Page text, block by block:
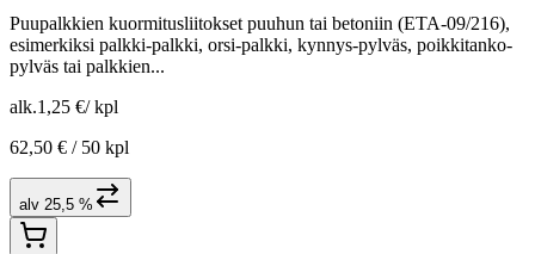
Puupalkkien kuormitusliitokset puuhun tai betoniin (ETA-09/216),
esimerkiksi palkki-palkki, orsi-palkki, kynnys-pylväs, poikkitanko-
pylväs tai palkkien...
alk.1,25 €/ kpl
62,50 € / 50 kpl
alv 25,5 %